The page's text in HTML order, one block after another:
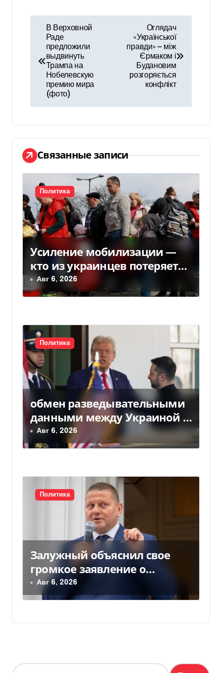
в
г
а
ц
и
я
п
о
з
а
п
с
я
м
В Верховной
Раде
предложили
выдвинуть
Трампа на
Нобелевскую
премию мира
(фото)
Оглядач
«Української
правди» — між
Єрмаком і
Будановим
розгоряється
конфлікт
Связанные записи
Политика
Усиление мобилизации —
кто из украинцев потеряет
право на временную защиту
в ЕС
Авг 6, 2026
Политика
обмен разведывательными
данными между Украиной и
США значительно вырос, —
Politico
Авг 6, 2026
Политика
Залужный объяснил свое
громкое заявление о
вступлении Украины в НАТО
Авг 6, 2026
Н